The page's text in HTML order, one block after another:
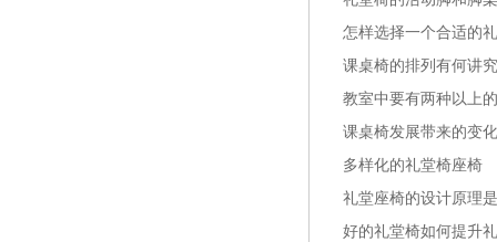
怎样选择一个合适的
课桌椅的排列有何讲
教室中要有两种以上
课桌椅发展带来的变化
多样化的礼堂椅座椅
礼堂座椅的设计原理
好的礼堂椅如何提升